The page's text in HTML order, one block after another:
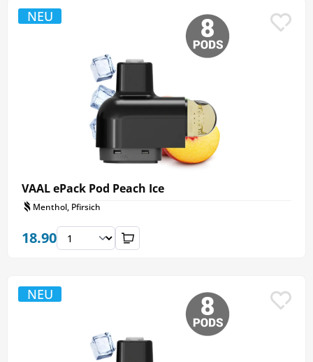
VAAL ePack Pod Peach Ice
Menthol, Pfirsich
18.90
NEU
NEU